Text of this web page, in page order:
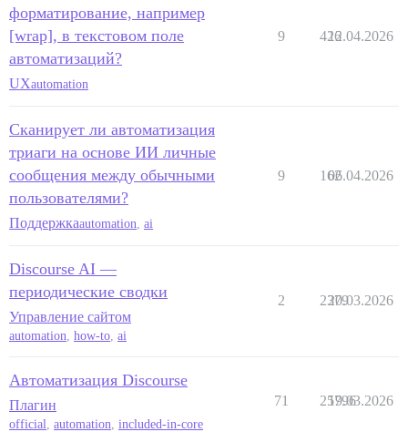
форматирование, например
[wrap], в текстовом поле
автоматизаций?
UXautomation
9 426
12.04.2026
Сканирует ли автоматизация
триаги на основе ИИ личные
сообщения между обычными
пользователями?
Поддержкаautomation ai
9 162
06.04.2026
Discourse AI —
периодические сводки
Управление сайтом
automation, how-to, ai
2 2379
20.03.2026
Автоматизация Discourse
Плагин
official, automation, included-in-core
71 25796
19.03.2026